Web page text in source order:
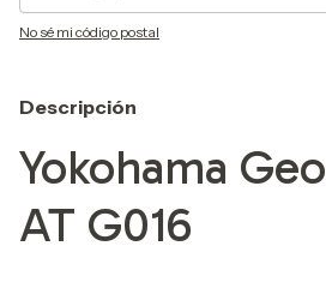
No sé mi código postal
Descripción
Yokohama
AT G016